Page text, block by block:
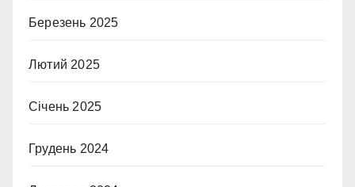
Березень 2025
Лютий 2025
Січень 2025
Грудень 2024